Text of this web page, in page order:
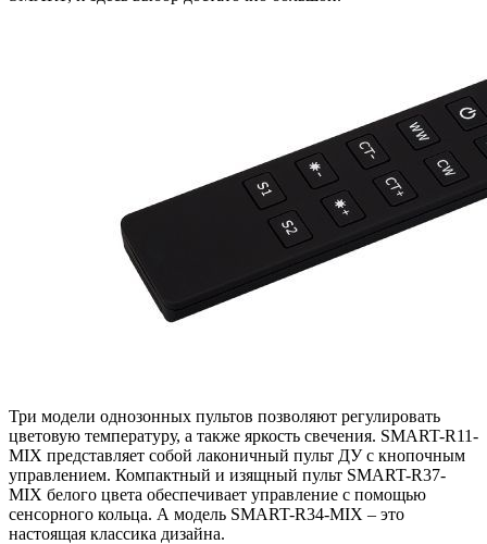
Три модели однозонных пультов позволяют регулировать
цветовую температуру, а также яркость свечения. SMART-R11-
MIX представляет собой лаконичный пульт ДУ с кнопочным
управлением. Компактный и изящный пульт SMART-R37-
MIX белого цвета обеспечивает управление с помощью
сенсорного кольца. А модель SMART-R34-MIX – это
настоящая классика дизайна.